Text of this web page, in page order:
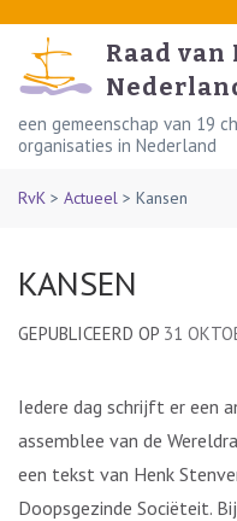
content
(Press
Enter)
Raad
een gemeenschap van 19
organisaties in Nederland
RvK > Actueel > Kansen
KANSEN
GEPUBLICEERD OP 31
Iedere dag schrijft er een
assemblee van de
een tekst van Henk
Doopsgezinde Sociëteit.